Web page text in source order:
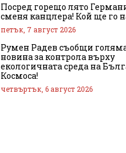
Посред горещо лято
сменя канцлера! Кой ще го
петък, 7 август 2026
Румен Радев съобщи
новина за контрола върху
екологичната среда на
Космоса!
четвъртък, 6 август 2026